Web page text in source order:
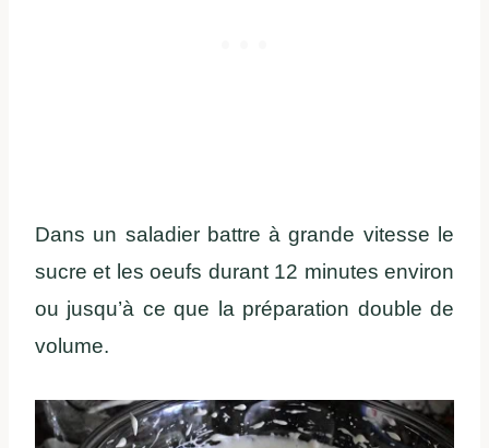
Dans un saladier battre à grande vitesse le
sucre et les oeufs durant 12 minutes environ
ou jusqu’à ce que la préparation double de
volume.